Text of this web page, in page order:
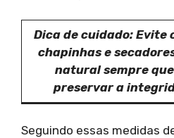
Dica de cuidado: Evite
chapinhas e
natural sempre
preservar a
Seguindo essas medidas